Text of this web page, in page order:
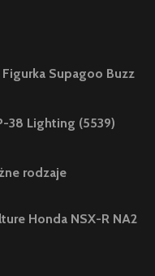
Supagoo Buzz
38 Lighting (5539)
rodzaje
Honda NSX-R NA2